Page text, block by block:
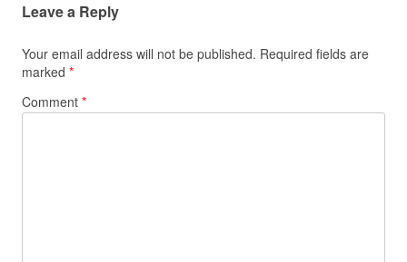
Leave a Reply
Your email address will not be published. Required fields are
marked *
Comment *